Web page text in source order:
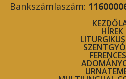
Bankszámlaszám:
HÍREK